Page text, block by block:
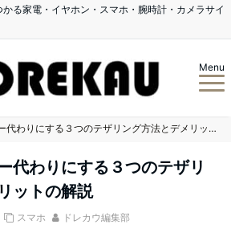
る家電・イヤホン・スマホ・腕時計・カメラサイ
Menu
スマホをルーター代わりにする３つのテザリング方法とデメリットの解説
代わりにする３つのテザリ
ットの解説
スマホ ドレカウ編集部